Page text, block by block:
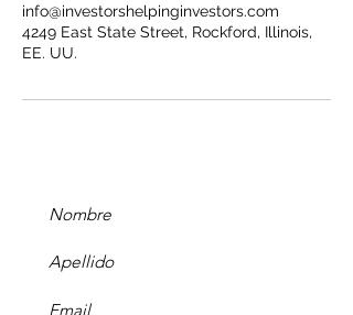
info@investorshelpinginvestors.com
4249 East State Street, Rockford, Illinois,
EE. UU.